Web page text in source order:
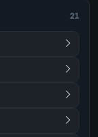
21